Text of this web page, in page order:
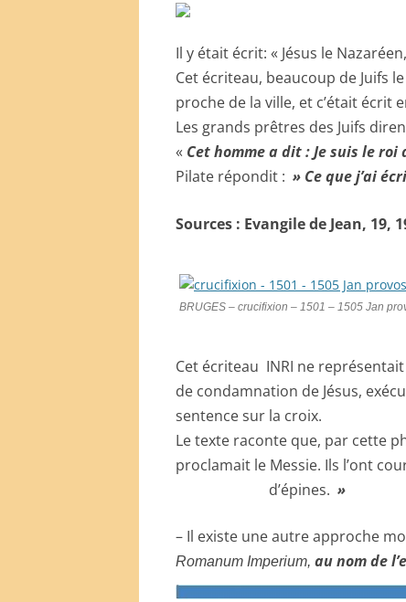
Il y était écrit: « Jésus le
Cet écriteau, beaucoup de Juifs
proche de la ville, et c’était écrit
Les grands prêtres des Juifs
« Cet homme a dit : Je suis le roi
Pilate répondit : » Ce que j’ai
Sources : Evangile de Jean, 19,
BRUGES – crucifixion – 1501 – 1505 Jan
Cet écriteau INRI ne
de condamnation de Jésus,
sentence sur la croix.
Le texte raconte que, par cette
proclamait le Messie. Ils l’ont
d’épines. »
– Il existe une autre approche
Romanum Imperium, au nom de